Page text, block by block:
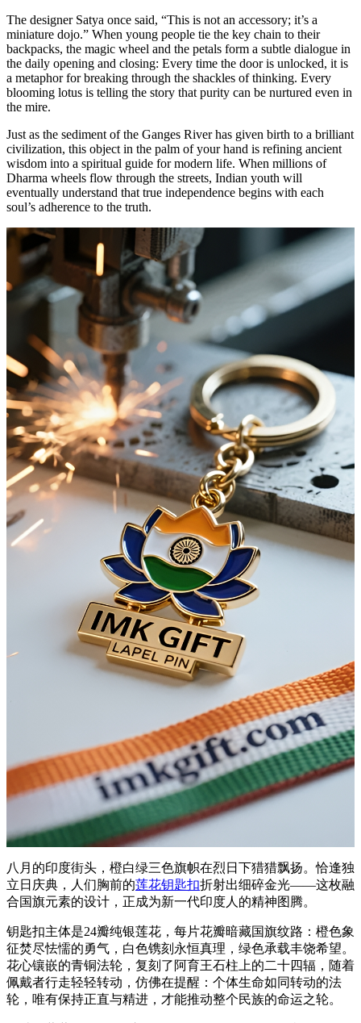
The designer Satya once said, “This is not an accessory; it’s a
miniature dojo.” When young people tie the key chain to their
backpacks, the magic wheel and the petals form a subtle dialogue in
the daily opening and closing: Every time the door is unlocked, it is
a metaphor for breaking through the shackles of thinking. Every
blooming lotus is telling the story that purity can be nurtured even in
the mire.
Just as the sediment of the Ganges River has given birth to a brilliant
civilization, this object in the palm of your hand is refining ancient
wisdom into a spiritual guide for modern life. When millions of
Dharma wheels flow through the streets, Indian youth will
eventually understand that true independence begins with each
soul’s adherence to the truth.
八月的印度街头，橙白绿三色旗帜在烈日下猎猎飘扬。恰逢独
立日庆典，人们胸前的莲花钥匙扣折射出细碎金光——这枚融
合国旗元素的设计，正成为新一代印度人的精神图腾。
钥匙扣主体是24瓣纯银莲花，每片花瓣暗藏国旗纹路：橙色象
征焚尽怯懦的勇气，白色镌刻永恒真理，绿色承载丰饶希望。
花心镶嵌的青铜法轮，复刻了阿育王石柱上的二十四辐，随着
佩戴者行走轻轻转动，仿佛在提醒：个体生命如同转动的法
轮，唯有保持正直与精进，才能推动整个民族的命运之轮。